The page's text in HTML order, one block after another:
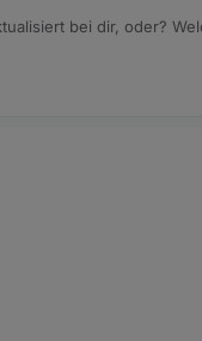
bei dir, oder?